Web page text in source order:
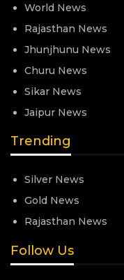
World News
Rajasthan News
Jhunjhunu News
Churu News
Sikar News
Jaipur News
Trending
Silver News
Gold News
Rajasthan News
Follow Us